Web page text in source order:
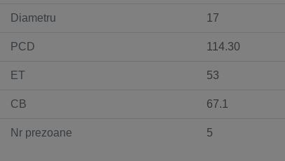
Diametru 17
PCD 114.30
ET 53
CB 67.1
Nr prezoane 5